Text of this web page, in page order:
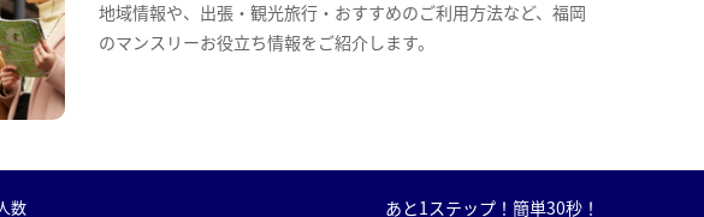
地域情報や、出張・観光旅行・おすすめのご利用方法など、福岡
のマンスリーお役立ち情報をご紹介します。
数 あと1ステップ！簡単30秒！